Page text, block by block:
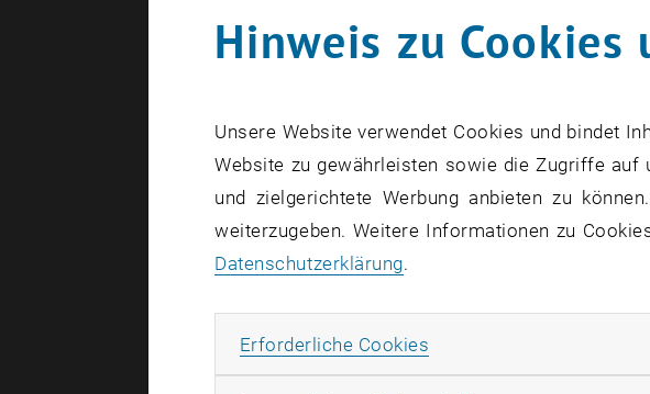
Industriebauseminar1994
Industriebauseminar
1992
Industriebauseminar1990
(20.-22.06.)
Hinweis zu Cookies
Unsere Website verwendet Cookies und bindet
Website zu gewährleisten sowie die Zugriffe auf
und zielgerichtete Werbung anbieten zu
weiterzugeben. Weitere Informationen zu
Datenschutzerklärung.
Erforderliche Cookies